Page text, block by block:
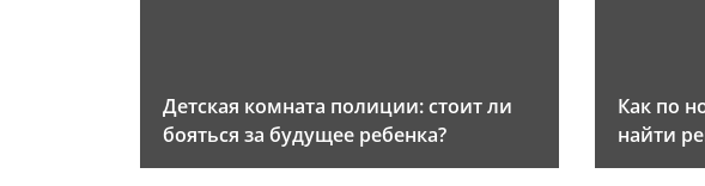
Детская комната полиции: стоит ли
бояться за будущее ребенка?
Как по
найти